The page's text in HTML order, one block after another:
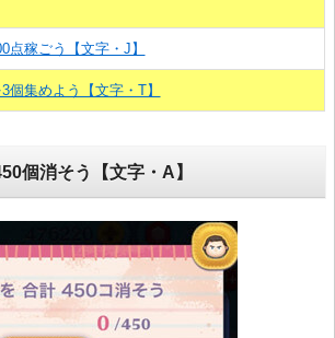
点稼ごう【文字・J】
個集めよう【文字・T】
個消そう【文字・A】